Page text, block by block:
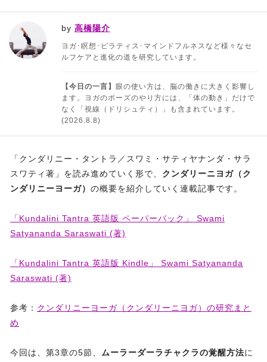
by 高橋陽介
ヨガ･瞑想･ピラティス･マインドフルネスなど様々なセ
ルフケアと進化の道を研究しています。
【今日の一言】 眼の使い方は、脳の働きに大きく影響し
ます。ヨガのポーズのやり方には、「体の動き」だけで
なく「視線（ドリシュティ）」も含まれています。
(2026.8.8)
「クンダリニー・タントラ／スワミ・サティヤナンダ・サラ
スワティ著」を読み進めていく形で、 クンダリーニヨガ（ク
ンダリニーヨーガ） の概要を紹介していく連載記事です。
「Kundalini Tantra 英語版 ペーパーバック」 Swami
Satyananda Saraswati (著)
「Kundalini Tantra 英語版 Kindle」 Swami Satyananda
Saraswati (著)
参考： クンダリニーヨーガ（クンダリーニヨガ）の研究まと
め
今回は、第3章の5節、 ムーラーダーラチャクラの覚醒方法に